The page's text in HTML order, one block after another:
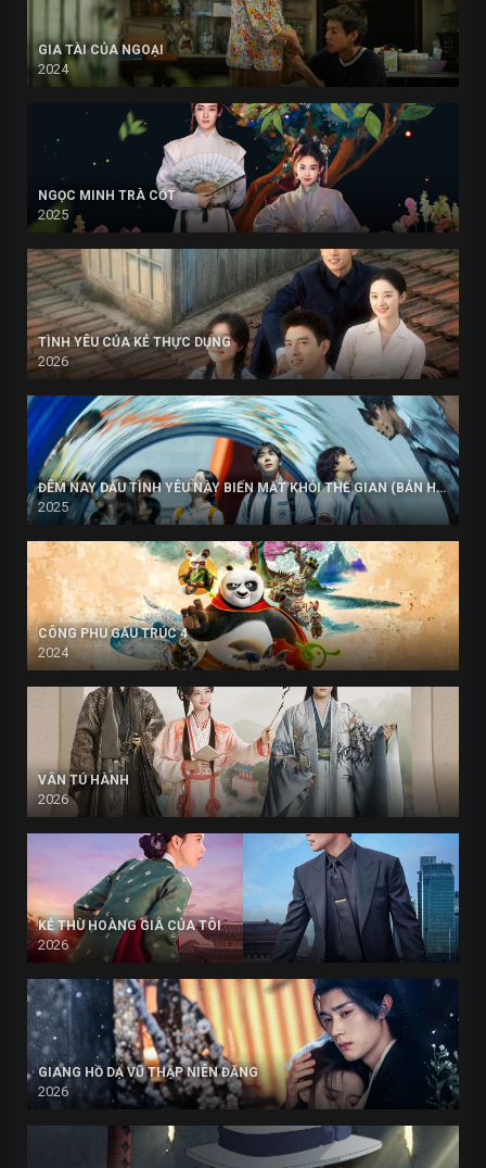
GIA TÀI CỦA NGOẠI
2024
NGỌC MINH TRÀ CỐT
2025
TÌNH YÊU CỦA KẺ THỰC DỤNG
2026
ĐÊM NAY DẪU TÌNH YÊU NÀY BIẾN MẤT KHỎI THẾ GIAN (BẢN HÀN)
2025
CÔNG PHU GẤU TRÚC 4
2024
VÂN TÚ HÀNH
2026
KẺ THÙ HOÀNG GIA CỦA TÔI
2026
GIANG HỒ DẠ VŨ THẬP NIÊN ĐĂNG
2026